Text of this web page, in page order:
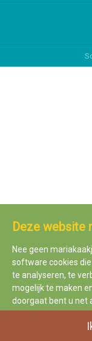
Deze website
Nee geen
software cookies
te analyseren, te
mogelijk te maken
doorgaat bent u net